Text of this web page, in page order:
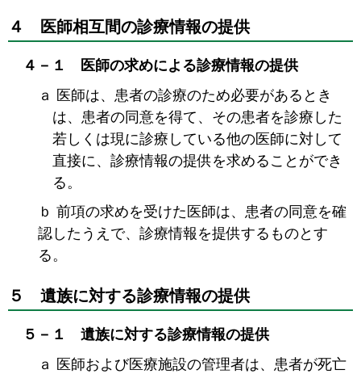
４ 医師相互間の診療情報の提供
４－１ 医師の求めによる診療情報の提供
ａ 医師は、患者の診療のため必要があるとき
は、患者の同意を得て、その患者を診療した
若しくは現に診療している他の医師に対して
直接に、診療情報の提供を求めることができ
る。
ｂ 前項の求めを受けた医師は、患者の同意を確
認したうえで、診療情報を提供するものとす
る。
５ 遺族に対する診療情報の提供
５－１ 遺族に対する診療情報の提供
ａ 医師および医療施設の管理者は、患者が死亡